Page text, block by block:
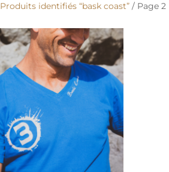
Produits identifiés “bask coast” / Page 2